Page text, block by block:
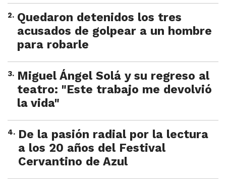
2. Quedaron detenidos los tres
acusados de golpear a un hombre
para robarle
3. Miguel Ángel Solá y su regreso al
teatro: "Este trabajo me devolvió
la vida"
4. De la pasión radial por la lectura
a los 20 años del Festival
Cervantino de Azul